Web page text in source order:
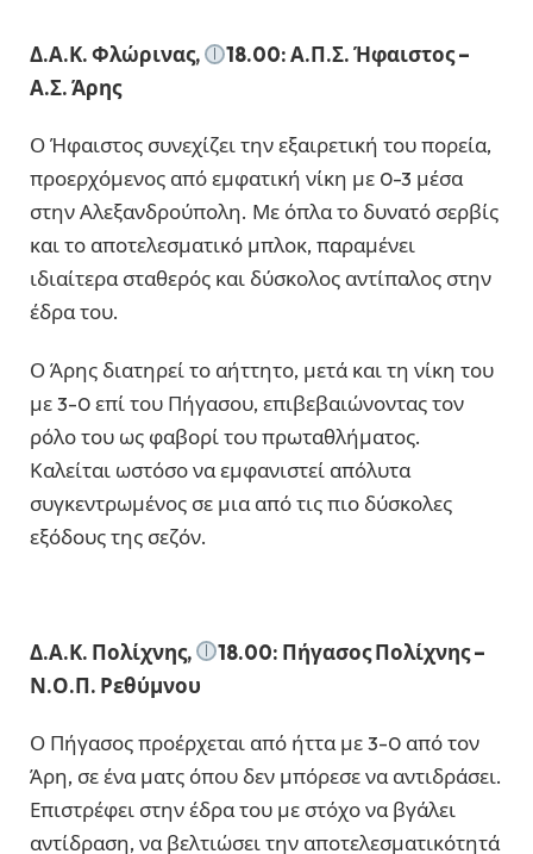
Δ.Α.Κ. Φλώρινας,
18.00: Α.Π.Σ. Ήφαιστος –
Α.Σ. Άρης
Ο Ήφαιστος συνεχίζει την εξαιρετική του πορεία,
προερχόμενος από εμφατική νίκη με 0-3 μέσα
στην Αλεξανδρούπολη. Με όπλα το δυνατό σερβίς
και το αποτελεσματικό μπλοκ, παραμένει
ιδιαίτερα σταθερός και δύσκολος αντίπαλος στην
έδρα του.
Ο Άρης διατηρεί το αήττητο, μετά και τη νίκη του
με 3-0 επί του Πήγασου, επιβεβαιώνοντας τον
ρόλο του ως φαβορί του πρωταθλήματος.
Καλείται ωστόσο να εμφανιστεί απόλυτα
συγκεντρωμένος σε μια από τις πιο δύσκολες
εξόδους της σεζόν.
Δ.Α.Κ. Πολίχνης,
18.00: Πήγασος Πολίχνης –
Ν.Ο.Π. Ρεθύμνου
Ο Πήγασος προέρχεται από ήττα με 3-0 από τον
Άρη, σε ένα ματς όπου δεν μπόρεσε να αντιδράσει.
Επιστρέφει στην έδρα του με στόχο να βγάλει
αντίδραση, να βελτιώσει την αποτελεσματικότητά